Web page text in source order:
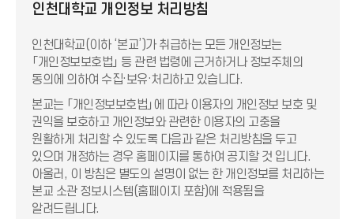
인천대학교 개인정보 처리방침
인천대학교(이하 ‘본교’)가 취급하는 모든 개인정보는
「개인정보보호법」 등 관련 법령에 근거하거나 정보주체의
동의에 의하여 수집·보유·처리하고 있습니다.
본교는 「개인정보보호법」에 따라 이용자의 개인정보 보호 및
권익을 보호하고 개인정보와 관련한 이용자의 고충을
원활하게 처리할 수 있도록 다음과 같은 처리방침을 두고
있으며 개정하는 경우 홈페이지를 통하여 공지할 것 입니다.
아울러, 이 방침은 별도의 설명이 없는 한 개인정보를 처리하는
본교 소관 정보시스템(홈페이지 포함)에 적용됨을
알려드립니다.